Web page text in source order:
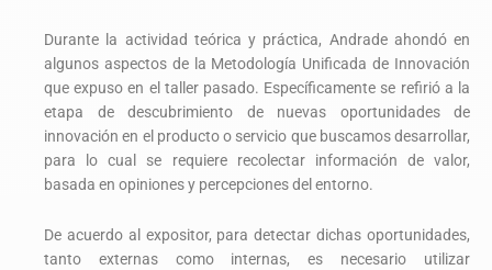
Durante la actividad teórica y práctica, Andrade ahondó en
algunos aspectos de la Metodología Unificada de Innovación
que expuso en el taller pasado. Específicamente se refirió a la
etapa de descubrimiento de nuevas oportunidades de
innovación en el producto o servicio que buscamos desarrollar,
para lo cual se requiere recolectar información de valor,
basada en opiniones y percepciones del entorno.
De acuerdo al expositor, para detectar dichas oportunidades,
tanto externas como internas, es necesario utilizar